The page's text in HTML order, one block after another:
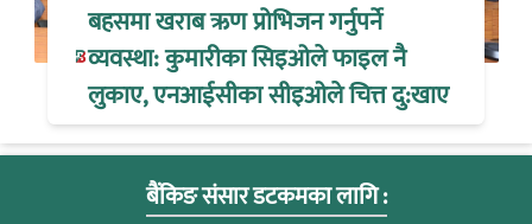
बहसमा खराब ऋण प्रोभिजन गर्नुपर्ने
व्यवस्था: कुमारीका सिइओले फाइल नै
लुकाए, एनआईसीका सीइओले चित्त दु:खाए
बैंकिङ संसार डटकमका लागि :